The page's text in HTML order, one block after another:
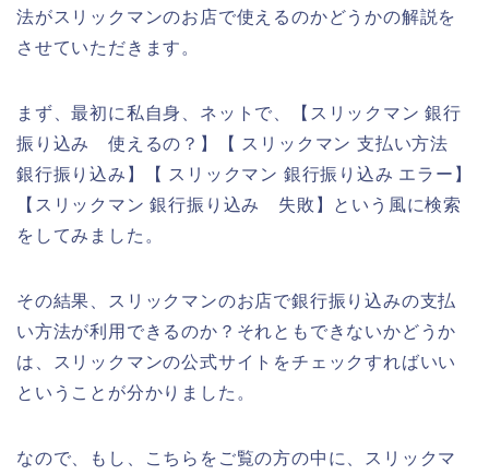
法がスリックマンのお店で使えるのかどうかの解説を
させていただきます。
まず、最初に私自身、ネットで、【スリックマン 銀行
振り込み 使えるの？】【 スリックマン 支払い方法
銀行振り込み】【 スリックマン 銀行振り込み エラー】
【スリックマン 銀行振り込み 失敗】という風に検索
をしてみました。
その結果、スリックマンのお店で銀行振り込みの支払
い方法が利用できるのか？それともできないかどうか
は、スリックマンの公式サイトをチェックすればいい
ということが分かりました。
なので、もし、こちらをご覧の方の中に、スリックマ